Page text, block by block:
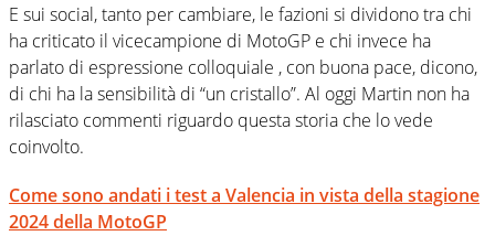
E sui social, tanto per cambiare, le fazioni si dividono tra chi
ha criticato il vicecampione di MotoGP e chi invece ha
parlato di espressione colloquiale , con buona pace, dicono,
di chi ha la sensibilità di “un cristallo”. Al oggi Martin non ha
rilasciato commenti riguardo questa storia che lo vede
coinvolto.
Come sono andati i test a Valencia in vista della stagione
2024 della MotoGP